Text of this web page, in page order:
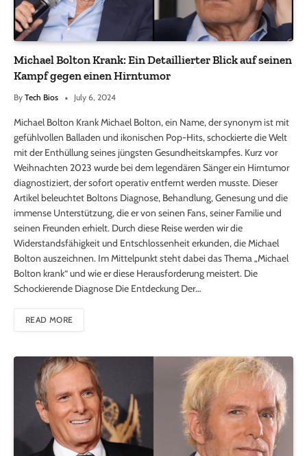
Michael Bolton Krank: Ein Detaillierter Blick auf seinen
Kampf gegen einen Hirntumor
By Tech Bios July 6, 2024
Michael Bolton Krank Michael Bolton, ein Name, der synonym ist mit
gefühlvollen Balladen und ikonischen Pop-Hits, schockierte die Welt
mit der Enthüllung seines jüngsten Gesundheitskampfes. Kurz vor
Weihnachten 2023 wurde bei dem legendären Sänger ein Hirntumor
diagnostiziert, der sofort operativ entfernt werden musste. Dieser
Artikel beleuchtet Boltons Diagnose, Behandlung, Genesung und die
immense Unterstützung, die er von seinen Fans, seiner Familie und
seinen Freunden erhielt. Durch diese Reise werden wir die
Widerstandsfähigkeit und Entschlossenheit erkunden, die Michael
Bolton auszeichnen. Im Mittelpunkt steht dabei das Thema „Michael
Bolton krank“ und wie er diese Herausforderung meistert. Die
Schockierende Diagnose Die Entdeckung Der…
READ MORE